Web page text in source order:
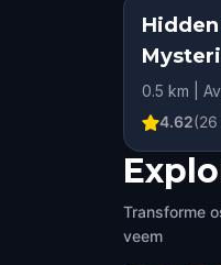
0.5 km |
4.62(26
Transforme
veem